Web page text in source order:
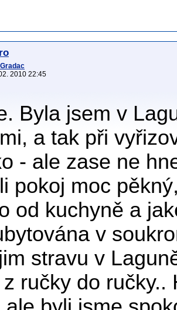
2010 22:45
Byla jsem v
a tak při
- ale zase ne
pokoj moc
od kuchyně a
v
stravu v
ručky do ručky..